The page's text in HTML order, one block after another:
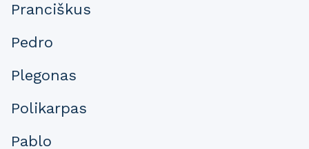
Pranciškus
Pedro
Plegonas
Polikarpas
Pablo